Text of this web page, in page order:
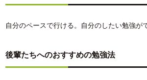
自分のペースで行ける。自分のしたい勉強が
後輩たちへのおすすめの勉強法